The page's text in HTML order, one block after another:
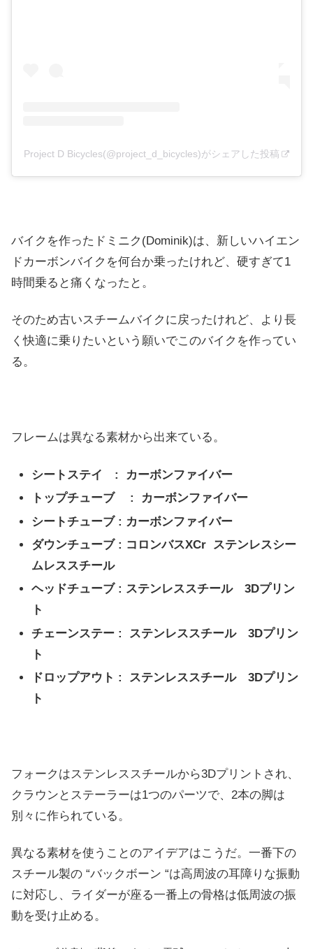
Project D Bicycles(@project_d_bicycles)がシェアした投稿
バイクを作ったドミニク(Dominik)は、新しいハイエン
ドカーボンバイクを何台か乗ったけれど、硬すぎて1
時間乗ると痛くなったと。
そのため古いスチームバイクに戻ったけれど、より長
く快適に乗りたいという願いでこのバイクを作ってい
る。
フレームは異なる素材から出来ている。
シートステイ : カーボンファイバー
トップチューブ : カーボンファイバー
シートチューブ : カーボンファイバー
ダウンチューブ : コロンバスXCr ステンレスシー
ムレススチール
ヘッドチューブ : ステンレススチール 3Dプリン
ト
チェーンステー : ステンレススチール 3Dプリン
ト
ドロップアウト : ステンレススチール 3Dプリン
ト
フォークはステンレススチールから3Dプリントされ、
クラウンとステーラーは1つのパーツで、2本の脚は
別々に作られている。
異なる素材を使うことのアイデアはこうだ。一番下の
スチール製の “バックボーン “は高周波の耳障りな振動
に対応し、ライダーが座る一番上の骨格は低周波の振
動を受け止める。